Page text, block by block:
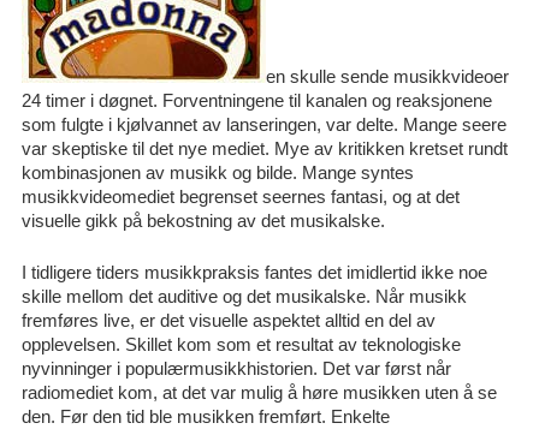
en skulle sende musikkvideoer
24 timer i døgnet. Forventningene til kanalen og reaksjonene
som fulgte i kjølvannet av lanseringen, var delte. Mange seere
var skeptiske til det nye mediet. Mye av kritikken kretset rundt
kombinasjonen av musikk og bilde. Mange syntes
musikkvideomediet begrenset seernes fantasi, og at det
visuelle gikk på bekostning av det musikalske.
I tidligere tiders musikkpraksis fantes det imidlertid ikke noe
skille mellom det auditive og det musikalske. Når musikk
fremføres live, er det visuelle aspektet alltid en del av
opplevelsen. Skillet kom som et resultat av teknologiske
nyvinninger i populærmusikkhistorien. Det var først når
radiomediet kom, at det var mulig å høre musikken uten å se
den. Før den tid ble musikken fremført. Enkelte